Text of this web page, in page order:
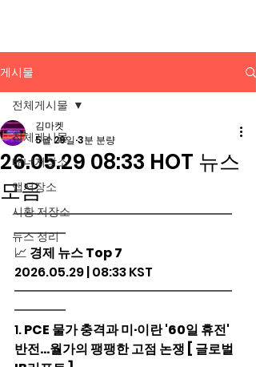
게시물
전체게시물
배너저장소
앱저장소
시황 저장소
뉴스 정리
전체게시물
26.05.29 08:33 HOT 뉴스
모음
김마켓
5월 29일 3분 분량
━━━━━━━━━━━━━━━━━
━━━━
📈 경제 뉴스 Top 7
2026.05.29 | 08:33 KST
━━━━━━━━━━━━━━━━━
━━━━
1. PCE 물가 충격과 미·이란 '60일 휴전'
반전…월가의 팽팽한 고점 논쟁 [ 글로벌